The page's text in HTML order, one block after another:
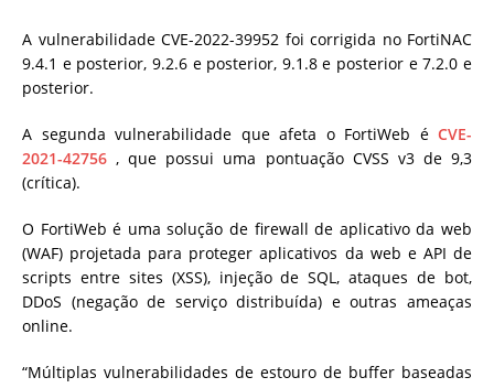
A vulnerabilidade CVE-2022-39952 foi corrigida no FortiNAC
9.4.1 e posterior, 9.2.6 e posterior, 9.1.8 e posterior e 7.2.0 e
posterior.
A segunda vulnerabilidade que afeta o FortiWeb é CVE-
2021-42756 , que possui uma pontuação CVSS v3 de 9,3
(crítica).
O FortiWeb é uma solução de firewall de aplicativo da web
(WAF) projetada para proteger aplicativos da web e API de
scripts entre sites (XSS), injeção de SQL, ataques de bot,
DDoS (negação de serviço distribuída) e outras ameaças
online.
“Múltiplas vulnerabilidades de estouro de buffer baseadas